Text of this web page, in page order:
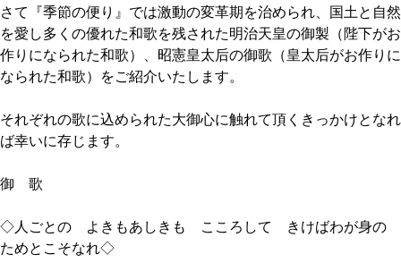
さて『季節の便り』では激動の変革期を治められ、国土と自然
を愛し多くの優れた和歌を残された明治天皇の御製（陛下がお
作りになられた和歌）、昭憲皇太后の御歌（皇太后がお作りに
なられた和歌）をご紹介いたします。
それぞれの歌に込められた大御心に触れて頂くきっかけとなれ
ば幸いに存じます。
御 歌
◇人ごとの よきもあしきも こころして きけばわが身の
ためとこそなれ◇